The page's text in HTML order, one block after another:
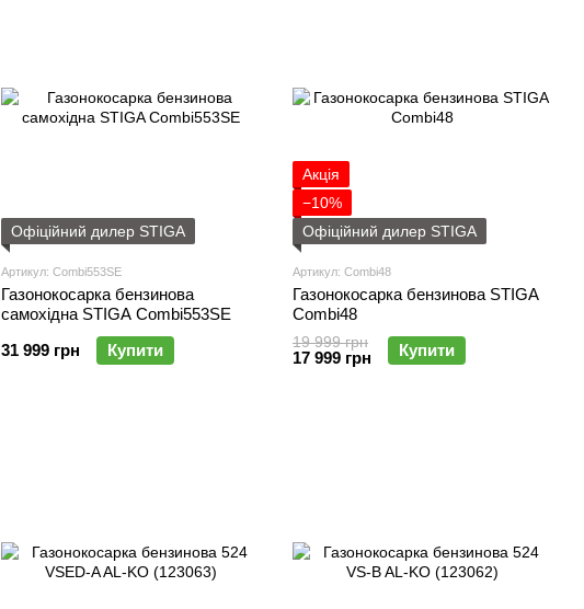
Офіційний дилер STIGA
Артикул: Combi553SE
Газонокосарка бензинова
самохідна STIGA Combi553SE
31 999 грн
Купити
Акція
−10%
Офіційний дилер STIGA
Артикул: Combi48
Газонокосарка бензинова STIGA
Combi48
19 999 грн
17 999 грн Купити